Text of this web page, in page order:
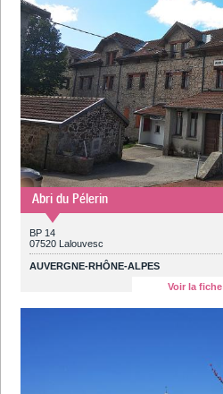
Abri du Pélerin
BP 14
07520 Lalouvesc
AUVERGNE-RHÔNE-ALPES
Voir la fiche